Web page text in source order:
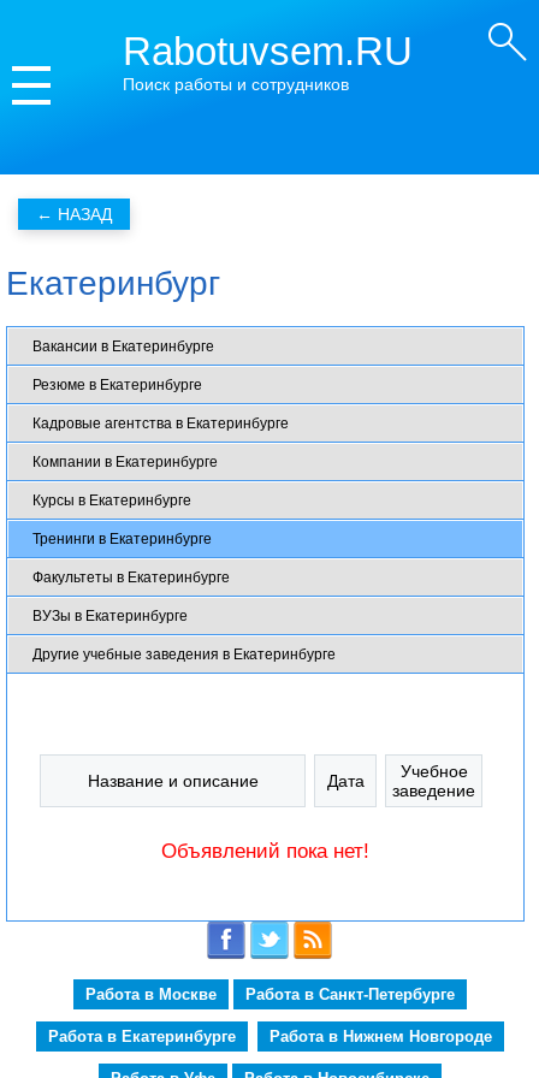
Rabotuvsem.RU
Поиск работы и сотрудников
Екатеринбург
Вакансии в Екатеринбурге
Резюме в Екатеринбурге
Кадровые агентства в Екатеринбурге
Компании в Екатеринбурге
Курсы в Екатеринбурге
Тренинги в Екатеринбурге
Факультеты в Екатеринбурге
ВУЗы в Екатеринбурге
Другие учебные заведения в Екатеринбурге
Название и описание Дата
Учебное
заведение
Объявлений пока нет!
Работа в Москве Работа в Санкт-Петербурге
Работа в Екатеринбурге Работа в Нижнем Новгороде